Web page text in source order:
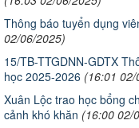
Thông báo tuyển dụng
02/06/2025)
15/TB-TTGDNN-GDTX
học 2025-2026 (16:01
Xuân Lộc trao học bổng
cảnh khó khăn (16:00 02/